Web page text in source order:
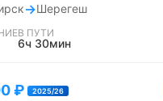
→Шерегеш
В ПУТИ
6ч 30мин
₽ 2025/26